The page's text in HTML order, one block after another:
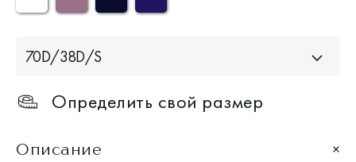
70D/38D/S
Определить свой размер
Описание